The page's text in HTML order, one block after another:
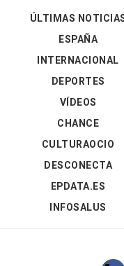
ÚLTIMAS
ESPAÑA
INTERNACIONAL
DEPORTES
VÍDEOS
CHANCE
CULTURAOCIO
DESCONECTA
EPDATA.ES
INFOSALUS